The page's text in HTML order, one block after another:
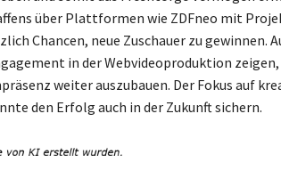
über Plattformen wie ZDFneo mit
Chancen, neue Zuschauer zu gewinnen.
in der Webvideoproduktion zeigen,
weiter auszubauen. Der Fokus auf
den Erfolg auch in der Zukunft sichern.